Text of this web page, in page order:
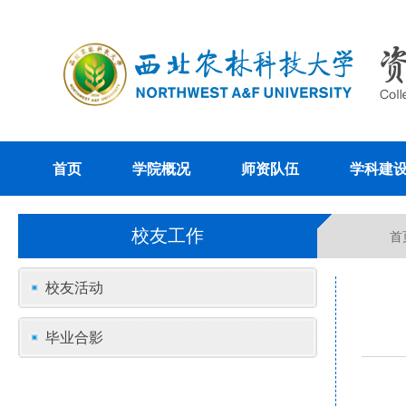
首页 学院概况 师资队伍 学科建
校友工作 首
校友活动
毕业合影